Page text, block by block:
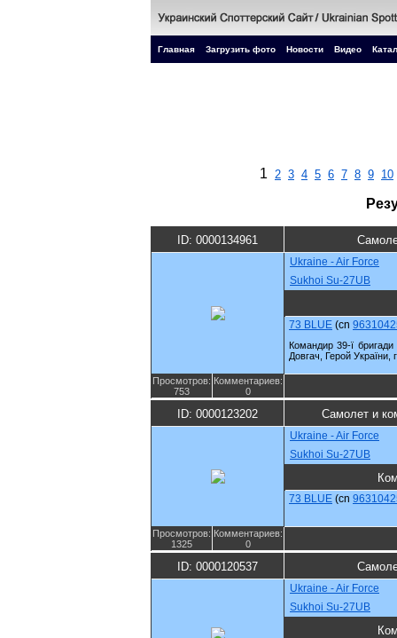
Главная Загрузить фото Новости Видео
1 2 3 4 5 6 7 8 9 10
ID: 0000134961
Ukraine - Air Force
Sukhoi Su-27UB
73 BLUE (cn
Командир 39-ї бригади
Довгач, Герой України,
Просмотров:
753
Комментариев:
0
ID: 0000123202 Самолет и
Ukraine - Air Force
Sukhoi Su-27UB
73 BLUE (cn
Просмотров:
1325
Комментариев:
0
ID: 0000120537
Ukraine - Air Force
Sukhoi Su-27UB